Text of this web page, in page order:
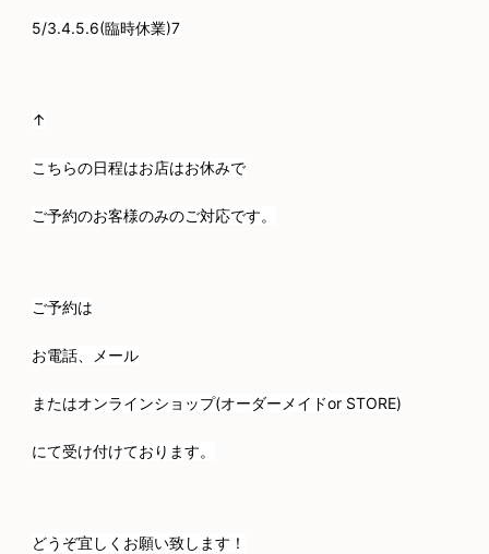
5/3.4.5.6(臨時休業)7
↑
こちらの日程はお店はお休みで
ご予約のお客様のみのご対応です。
ご予約は
お電話、メール
またはオンラインショップ(オーダーメイドor STORE)
にて受け付けております。
どうぞ宜しくお願い致します！